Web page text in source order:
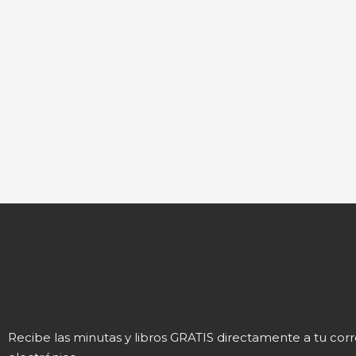
Recibe las minutas y libros GRATIS directamente a tu